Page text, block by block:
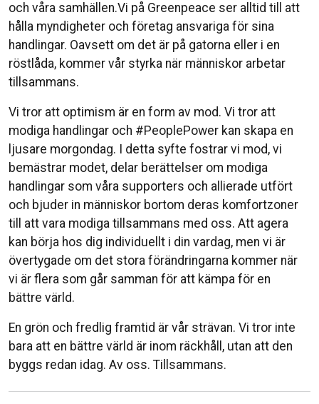
och våra samhällen.Vi på Greenpeace ser alltid till att
hålla myndigheter och företag ansvariga för sina
handlingar. Oavsett om det är på gatorna eller i en
röstlåda, kommer vår styrka när människor arbetar
tillsammans.
Vi tror att optimism är en form av mod. Vi tror att
modiga handlingar och #PeoplePower kan skapa en
ljusare morgondag. I detta syfte fostrar vi mod, vi
bemästrar modet, delar berättelser om modiga
handlingar som våra supporters och allierade utfört
och bjuder in människor bortom deras komfortzoner
till att vara modiga tillsammans med oss. Att agera
kan börja hos dig individuellt i din vardag, men vi är
övertygade om det stora förändringarna kommer när
vi är flera som går samman för att kämpa för en
bättre värld.
En grön och fredlig framtid är vår strävan. Vi tror inte
bara att en bättre värld är inom räckhåll, utan att den
byggs redan idag. Av oss. Tillsammans.